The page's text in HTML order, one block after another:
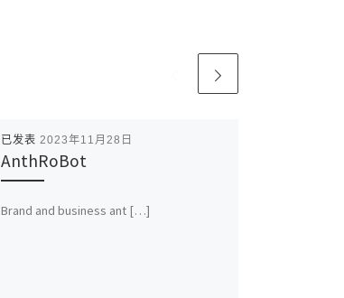
已发表 2023年11月28日
AnthRoBot
Brand and business ant […]